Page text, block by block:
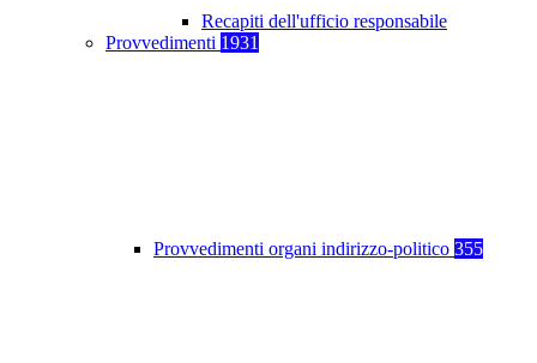
Recapiti dell'ufficio responsabile
Provvedimenti 1931
Provvedimenti organi indirizzo-politico 355